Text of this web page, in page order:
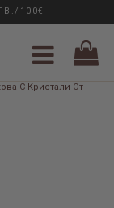
100€
С Кристали От